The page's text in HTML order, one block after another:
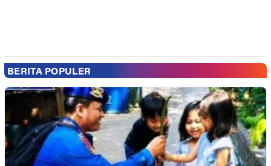
BERITA POPULER